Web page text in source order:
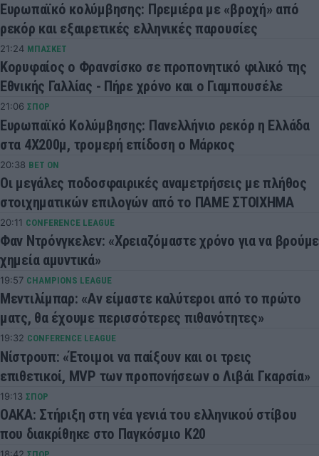
Ευρωπαϊκό κολύμβησης: Πρεμιέρα με «βροχή» από
ρεκόρ και εξαιρετικές ελληνικές παρουσίες
21:24 ΜΠΑΣΚΕΤ
Κορυφαίος ο Φρανσίσκο σε προπονητικό φιλικό της
Εθνικής Γαλλίας - Πήρε χρόνο και ο Γιαμπουσέλε
21:06 ΣΠΟΡ
Ευρωπαϊκό Κολύμβησης: Πανελλήνιο ρεκόρ η Ελλάδα
στα 4Χ200μ, τρομερή επίδοση ο Μάρκος
20:38 BET ON
Οι μεγάλες ποδοσφαιρικές αναμετρήσεις με πλήθος
στοιχηματικών επιλογών από το ΠΑΜΕ ΣΤΟΙΧΗΜΑ
20:11 CONFERENCE LEAGUE
Φαν Ντρόνγκελεν: «Χρειαζόμαστε χρόνο για να βρούμε
χημεία αμυντικά»
19:57 CHAMPIONS LEAGUE
Μεντιλίμπαρ: «Αν είμαστε καλύτεροι από το πρώτο
ματς, θα έχουμε περισσότερες πιθανότητες»
19:32 CONFERENCE LEAGUE
Νίστρουπ: «Έτοιμοι να παίξουν και οι τρεις
επιθετικοί, MVP των προπονήσεων ο Λιβάι Γκαρσία»
19:13 ΣΠΟΡ
ΟΑΚΑ: Στήριξη στη νέα γενιά του ελληνικού στίβου
που διακρίθηκε στο Παγκόσμιο Κ20